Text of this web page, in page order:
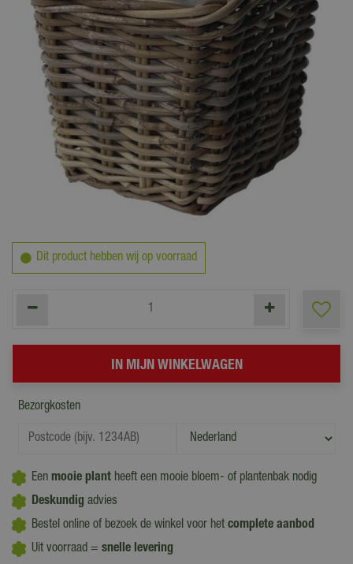
Dit product hebben wij op voorraad
Bezorgkosten
Een mooie plant heeft een mooie bloem- of plantenbak nodig
Deskundig advies
Bestel online of bezoek de winkel voor het complete aanbod
Uit voorraad = snelle levering